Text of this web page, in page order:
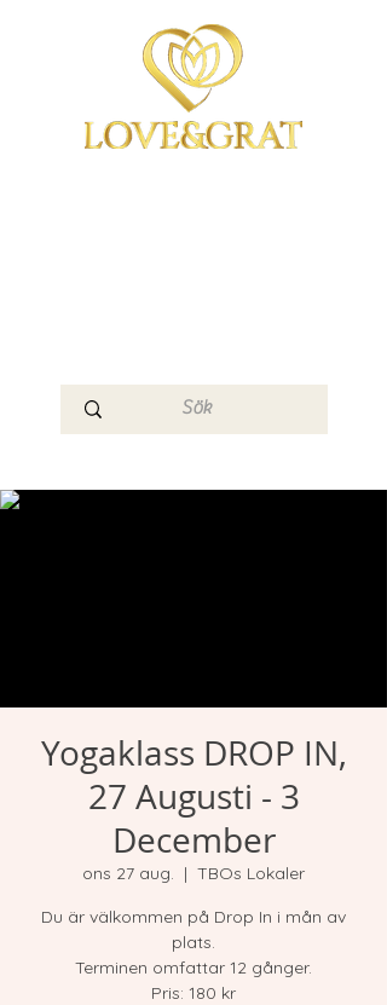
Yogaklass DROP IN,
27 Augusti - 3
December
ons 27 aug.
  |
TBOs Lokaler
Du är välkommen på Drop In i mån av
plats.
Terminen omfattar 12 gånger.
Pris: 180 kr